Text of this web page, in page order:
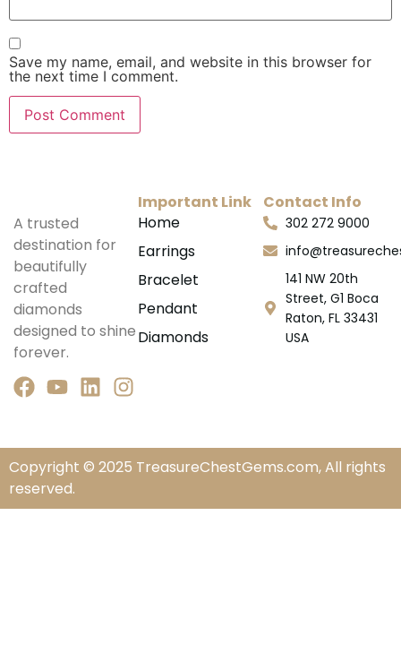
Save my name, email, and website in this browser for
the next time I comment.
A trusted
destination for
beautifully
crafted
diamonds
designed to shine
forever.
Important Link
Home
Earrings
Bracelet
Pendant
Diamonds
Contact Info
302 272 9000
141 NW 20th
Street, G1 Boca
Raton, FL 33431
USA
Copyright © 2025 TreasureChestGems.com, All rights
reserved.